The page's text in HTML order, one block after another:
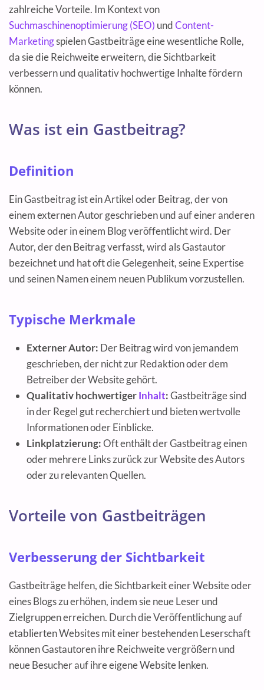
zahlreiche Vorteile. Im Kontext von
Suchmaschinenoptimierung (SEO) undContent-
Marketingspielen Gastbeiträge eine wesentliche Rolle,
da sie die Reichweite erweitern, die Sichtbarkeit
verbessern und qualitativ hochwertige Inhalte fördern
können.
Was ist ein Gastbeitrag?
Definition
Ein Gastbeitrag ist ein Artikel oder Beitrag, der von
einem externen Autor geschrieben und auf einer anderen
Website oder in einem Blog veröffentlicht wird. Der
Autor, der den Beitrag verfasst, wird als Gastautor
bezeichnet und hat oft die Gelegenheit, seine Expertise
und seinen Namen einem neuen Publikum vorzustellen.
Typische Merkmale
Externer Autor: Der Beitrag wird von jemandem
geschrieben, der nicht zur Redaktion oder dem
Betreiber der Website gehört.
Qualitativ hochwertigerInhalt:Gastbeiträge sind
in der Regel gut recherchiert und bieten wertvolle
Informationen oder Einblicke.
Linkplatzierung:Oft enthält der Gastbeitrag einen
oder mehrere Links zurück zur Website des Autors
oder zu relevanten Quellen.
Vorteile von Gastbeiträgen
Verbesserung der Sichtbarkeit
Gastbeiträge helfen, die Sichtbarkeit einer Website oder
eines Blogs zu erhöhen, indem sie neue Leser und
Zielgruppen erreichen. Durch die Veröffentlichung auf
etablierten Websites mit einer bestehenden Leserschaft
können Gastautoren ihre Reichweite vergrößern und
neue Besucher auf ihre eigene Website lenken.